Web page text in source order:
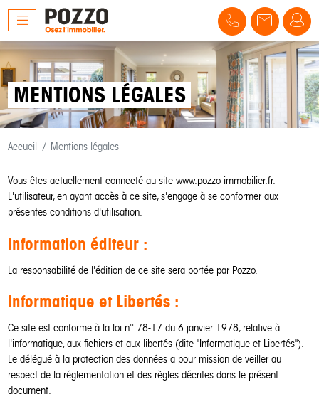
MENTIONS LÉGALES
Accueil Mentions légales
Vous êtes actuellement connecté au site www.pozzo-immobilier.fr.
L'utilisateur, en ayant accès à ce site, s'engage à se conformer aux
présentes conditions d'utilisation.
Information éditeur :
La responsabilité de l'édition de ce site sera portée par Pozzo.
Informatique et Libertés :
Ce site est conforme à la loi n° 78-17 du 6 janvier 1978, relative à
l'informatique, aux fichiers et aux libertés (dite "Informatique et Libertés").
Le délégué à la protection des données a pour mission de veiller au
respect de la réglementation et des règles décrites dans le présent
document.